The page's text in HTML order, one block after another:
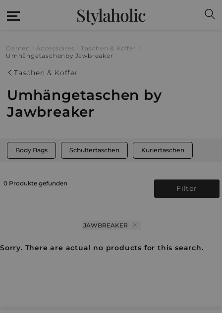
Stylaholic
Damen Accessoires
Taschen & Koffer
Umhängetaschen by Jawbreaker
Taschen & Koffer
Umhängetaschen by
Jawbreaker
Body Bags Schultertaschen Kuriertaschen
0 Produkte gefunden
Filter
JAWBREAKER
Sorry. There are actual no products for this search.